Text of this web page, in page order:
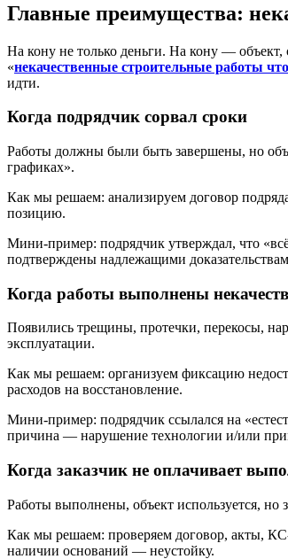
Главные преимущества:
На кону не только деньги. На кону — объект,
«некачественные строительные работы
идти.
Когда подрядчик сорвал сроки
Работы должны были быть завершены, но
графиках».
Как мы решаем: анализируем договор
позицию.
Мини-пример: подрядчик утверждал, что
подтверждены надлежащими
Когда работы выполнены
Появились трещины, протечки, перекосы,
эксплуатации.
Как мы решаем: организуем фиксацию
расходов на восстановление.
Мини-пример: подрядчик ссылался на
причина — нарушение технологии и/или
Когда заказчик не оплачивает
Работы выполнены, объект используется, но
Как мы решаем: проверяем договор, акты,
наличии оснований — неустойку.